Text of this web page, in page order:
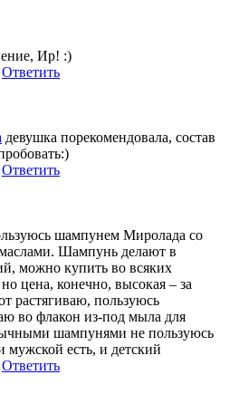
Ир! :)
Ответить
девушка порекомендовала, состав
Ответить
шампунем Миролада со
Шампунь делают в
можно купить во всяких
цена, конечно, высокая – за
растягиваю, пользуюсь
во флакон из-под мыла для
шампунями не пользуюсь
мужской есть, и детский
Ответить